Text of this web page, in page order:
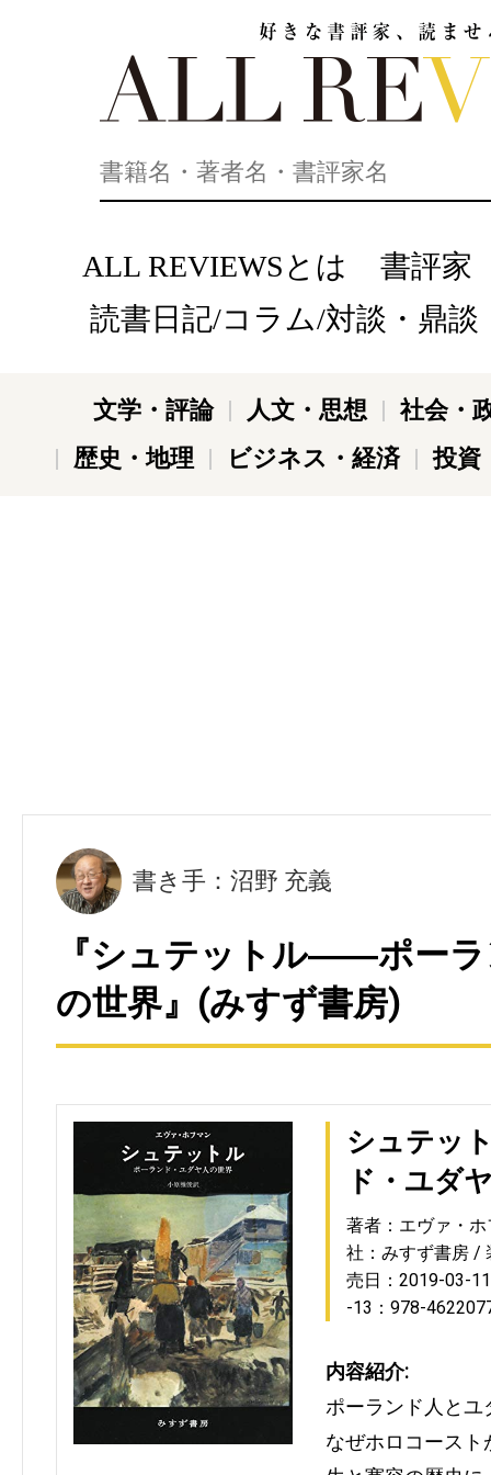
ALL REVIEWSとは
書評家
読書日記/コラム/対談・鼎談
文学・評論 人文・思想
社会・
歴史・地理
ビジネス・経済 投資
書き手：沼野 充義
『シュテットル――ポー
の世界』(みすず書房)
シュテッ
ド・ユダ
著者：エヴァ・ホ
社：みすず書房
売日：2019-03-11
-13：978-
内容紹介:
ポーランド人と
なぜホロコース